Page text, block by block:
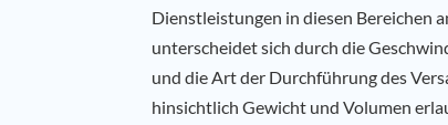
Dienstleistungen in diesen Bereichen
unterscheidet sich durch die
und die Art der Durchführung des
hinsichtlich Gewicht und Volumen